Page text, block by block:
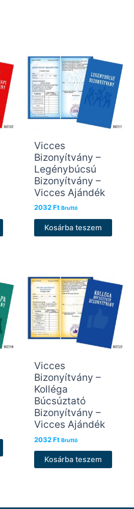
Vicces
Bizonyítvány –
Legénybúcsú
Bizonyítvány –
Vicces Ajándék
2032Ft Bruttó
Kosárba teszem
Vicces
Bizonyítvány –
Kolléga
Búcsúztató
Bizonyítvány –
Vicces Ajándék
2032Ft Bruttó
Kosárba teszem